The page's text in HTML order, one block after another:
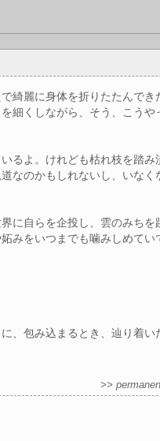
綺麗に身体を折りたたんで
細くしながら、そう、こう
るよ。けれども枯れ枝を踏
なのかもしれないし、いな
に自らを企投し、雲のみち
みをいつまでも噛みしめてい
、包み込まるとき、辿り着
>>